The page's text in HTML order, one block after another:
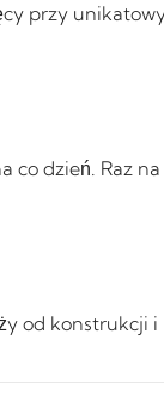
przy
co dzień. Raz
od konstrukcji